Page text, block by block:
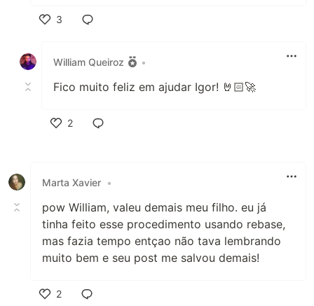
3
William Queiroz
•
Fico muito feliz em ajudar Igor! 🤘🏻🚀
2
Marta Xavier •
pow William, valeu demais meu filho. eu já
tinha feito esse procedimento usando rebase,
mas fazia tempo entçao não tava lembrando
muito bem e seu post me salvou demais!
2